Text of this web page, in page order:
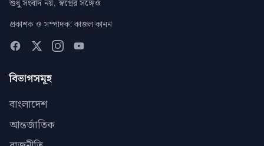
শুধু সংবাদ নয়, স্বপ্নের সঙ্গেও
প্রকাশক ও সম্পাদক: কাজল কানন
বিভাগসমূহ
বাংলাদেশ
আন্তর্জাতিক